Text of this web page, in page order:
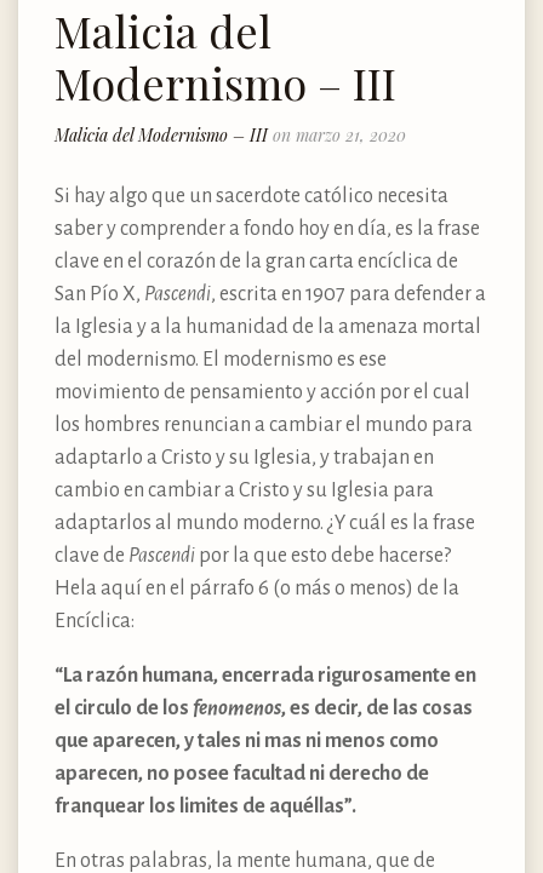
Malicia del
Modernismo – III
Malicia del Modernismo – IIIon marzo 21, 2020
Si hay algo que un sacerdote católico necesita
saber y comprender a fondo hoy en día, es la frase
clave en el corazón de la gran carta encíclica de
San Pío X, Pascendi, escrita en 1907 para defender a
la Iglesia y a la humanidad de la amenaza mortal
del modernismo. El modernismo es ese
movimiento de pensamiento y acción por el cual
los hombres renuncian a cambiar el mundo para
adaptarlo a Cristo y su Iglesia, y trabajan en
cambio en cambiar a Cristo y su Iglesia para
adaptarlos al mundo moderno. ¿Y cuál es la frase
clave de Pascendi por la que esto debe hacerse?
Hela aquí en el párrafo 6 (o más o menos) de la
Encíclica:
“La razón humana, encerrada rigurosamente en
el circulo de los fenomenos, es decir, de las cosas
que aparecen, y tales ni mas ni menos como
aparecen, no posee facultad ni derecho de
franquear los limites de aquéllas”.
En otras palabras, la mente humana, que de